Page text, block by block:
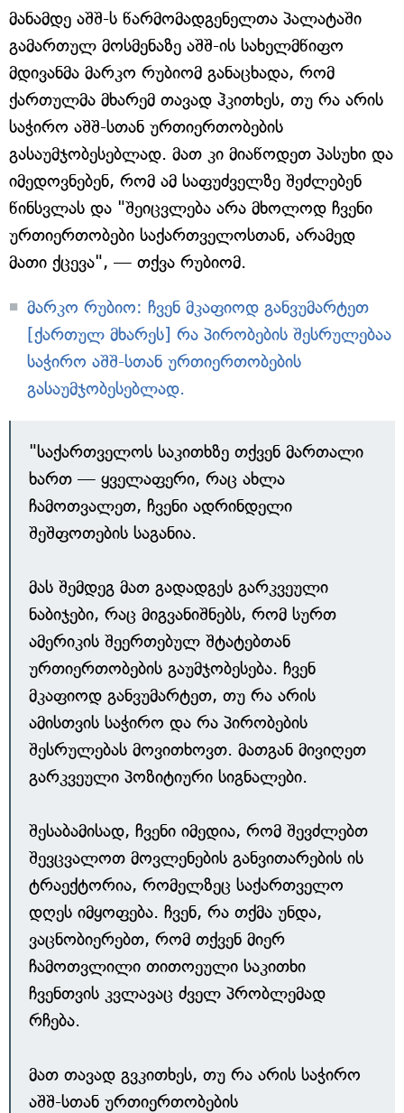
მანამდე აშშ-ს წარმომადგენელთა პალატაში
გამართულ მოსმენაზე აშშ-ის სახელმწიფო
მდივანმა მარკო რუბიომ განაცხადა, რომ
ქართულმა მხარემ თავად ჰკითხეს, თუ რა არის
საჭირო აშშ-სთან ურთიერთობების
გასაუმჯობესებლად. მათ კი მიაწოდეთ პასუხი და
იმედოვნებენ, რომ ამ საფუძველზე შეძლებენ
წინსვლას და "შეიცვლება არა მხოლოდ ჩვენი
ურთიერთობები საქართველოსთან, არამედ
მათი ქცევა", — თქვა რუბიომ.
მარკო რუბიო: ჩვენ მკაფიოდ განვუმარტეთ
[ქართულ მხარეს] რა პირობების შესრულებაა
საჭირო აშშ-სთან ურთიერთობების
გასაუმჯობესებლად.
"საქართველოს საკითხზე თქვენ მართალი
ხართ — ყველაფერი, რაც ახლა
ჩამოთვალეთ, ჩვენი ადრინდელი
შეშფოთების საგანია.
მას შემდეგ მათ გადადგეს გარკვეული
ნაბიჯები, რაც მიგვანიშნებს, რომ სურთ
ამერიკის შეერთებულ შტატებთან
ურთიერთობების გაუმჯობესება. ჩვენ
მკაფიოდ განვუმარტეთ, თუ რა არის
ამისთვის საჭირო და რა პირობების
შესრულებას მოვითხოვთ. მათგან მივიღეთ
გარკვეული პოზიტიური სიგნალები.
შესაბამისად, ჩვენი იმედია, რომ შევძლებთ
შევცვალოთ მოვლენების განვითარების ის
ტრაექტორია, რომელზეც საქართველო
დღეს იმყოფება. ჩვენ, რა თქმა უნდა,
ვაცნობიერებთ, რომ თქვენ მიერ
ჩამოთვლილი თითოეული საკითხი
ჩვენთვის კვლავაც ძველ პრობლემად
რჩება.
მათ თავად გვკითხეს, თუ რა არის საჭირო
აშშ-სთან ურთიერთობების